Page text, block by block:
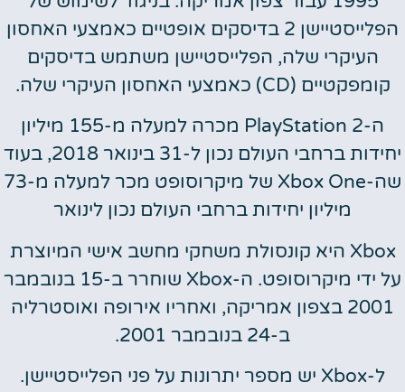
הפלייסטיישן 2 בדיסקים אופטיים כאמצעי האחסון
העיקרי שלה, הפלייסטיישן משתמש בדיסקים
קומפקטיים (CD) כאמצעי האחסון העיקרי שלה.
ה-PlayStation 2 מכרה למעלה מ-155 מיליון
יחידות ברחבי העולם נכון ל-31 בינואר 2018, בעוד
שה-Xbox One של מיקרוסופט מכר למעלה מ-73
מיליון יחידות ברחבי העולם נכון לינואר
Xbox היא קונסולת משחקי מחשב אישי המיוצרת
על ידי מיקרוסופט. ה-Xbox שוחרר ב-15 בנובמבר
2001 בצפון אמריקה, ואחריו אירופה ואוסטרליה
ב-24 בנובמבר 2001.
ל-Xbox יש מספר יתרונות על פני הפלייסטיישן.